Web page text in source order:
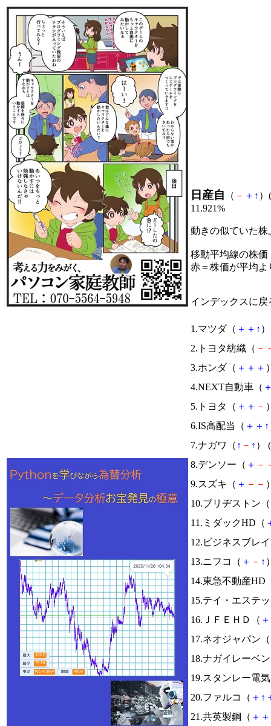
日産自 （ － ＋ ↑
11.921%
動きの似ていた
移動平均線の株価
赤＝株価が平均
インデックスに戻
1.マツダ（ ＋ ＋ ↑
2.トヨタ紡織（ －
3.ホンダ（ ＋ ＋ ＋
4.NEXT自動車（
5.トヨタ（ ＋ ＋ －
6.IS高配当（ ＋ ＋ ↑
7.ナガワ（ ↑ － ↑ ） (
8.デンソー（ ＋ －
9.スズキ（ ＋ － －
10.ブリヂストン（
11.ミダックHD（
12.ビジネスブレ
13.ニフコ（ ＋ － ↑
14.東急不動産HD
15.テイ・エステ
16.ＪＦＥＨＤ（ ＋
17.ネオジャパン（
18.ナガイレーベ
19.スタンレー電
20.ファルコ（ ＋ ↑
21.共英製鋼（ ＋ ＋